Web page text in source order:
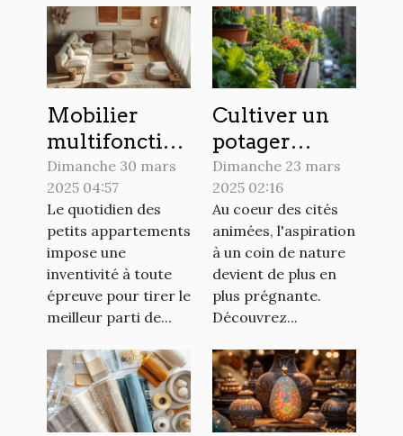
Mobilier
multifonction
pour petits
appartements
optimisation
maximale de
l'espace
Dimanche 30 mars
2025 04:57
Le quotidien des
petits appartements
impose une
inventivité à toute
épreuve pour tirer le
meilleur parti de...
Cultiver un
potager
urbain sur un
balcon les
secrets d'un
espace vert en
ville
Dimanche 23 mars
2025 02:16
Au coeur des cités
animées, l'aspiration
à un coin de nature
devient de plus en
plus prégnante.
Découvrez...